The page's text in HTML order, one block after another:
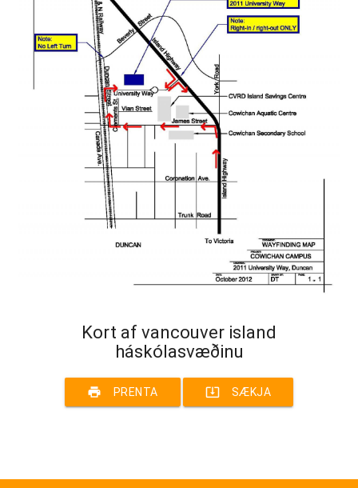
Kort af vancouver island
háskólasvæðinu
print PRENTA system_update_alt SÆKJA